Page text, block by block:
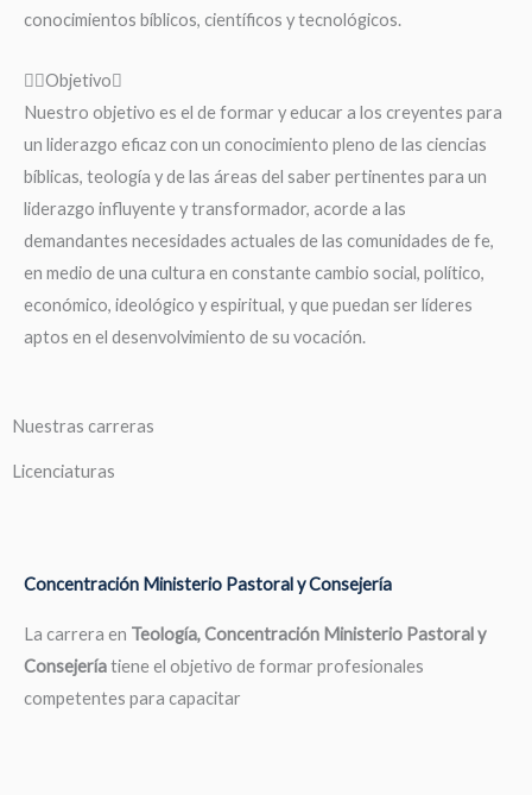
conocimientos bíblicos, científicos y tecnológicos.
Objetivo
Nuestro objetivo es el de formar y educar a los creyentes para
un liderazgo eficaz con un conocimiento pleno de las ciencias
bíblicas, teología y de las áreas del saber pertinentes para un
liderazgo influyente y transformador, acorde a las
demandantes necesidades actuales de las comunidades de fe,
en medio de una cultura en constante cambio social, político,
económico, ideológico y espiritual, y que puedan ser líderes
aptos en el desenvolvimiento de su vocación.
Nuestras carreras
Licenciaturas
Concentración Ministerio Pastoral y Consejería
La carrera en Teología, Concentración Ministerio Pastoral y
Consejeríatiene el objetivo de formar profesionales
competentes para capacitar